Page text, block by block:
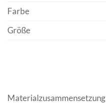
Farbe
Größe
Materialzusammensetzung